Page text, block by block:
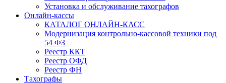
Установка и обслуживание тахографов
Онлайн-кассы
КАТАЛОГ ОНЛАЙН-КАСС
Модернизация контрольно-кассовой техники под
54 ФЗ
Реестр ККТ
Реестр ОФД
Реестр ФН
Тахографы